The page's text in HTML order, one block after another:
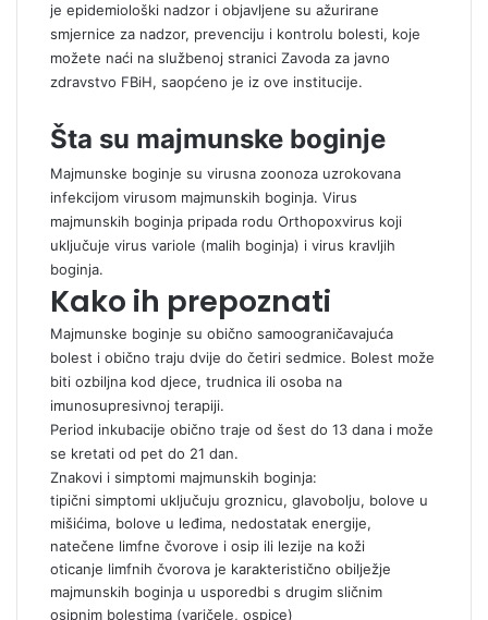
je epidemiološki nadzor i objavljene su ažurirane
smjernice za nadzor, prevenciju i kontrolu bolesti, koje
možete naći na službenoj stranici Zavoda za javno
zdravstvo FBiH, saopćeno je iz ove institucije.
Šta su majmunske boginje
Majmunske boginje su virusna zoonoza uzrokovana
infekcijom virusom majmunskih boginja. Virus
majmunskih boginja pripada rodu Orthopoxvirus koji
uključuje virus variole (malih boginja) i virus kravljih
boginja.
Kako ih prepoznati
Majmunske boginje su obično samoograničavajuća
bolest i obično traju dvije do četiri sedmice. Bolest može
biti ozbiljna kod djece, trudnica ili osoba na
imunosupresivnoj terapiji.
Period inkubacije obično traje od šest do 13 dana i može
se kretati od pet do 21 dan.
Znakovi i simptomi majmunskih boginja:
tipični simptomi uključuju groznicu, glavobolju, bolove u
mišićima, bolove u leđima, nedostatak energije,
natečene limfne čvorove i osip ili lezije na koži
oticanje limfnih čvorova je karakteristično obilježje
majmunskih boginja u usporedbi s drugim sličnim
osipnim bolestima (varičele, ospice)